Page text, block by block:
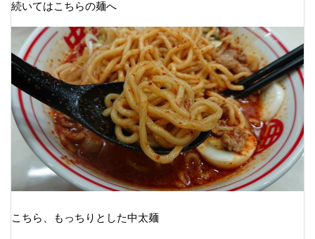
続いてはこちらの麺へ
こちら、もっちりとした中太麺